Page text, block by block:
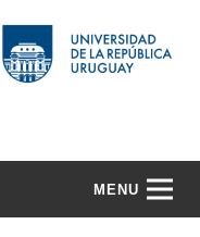
MENU